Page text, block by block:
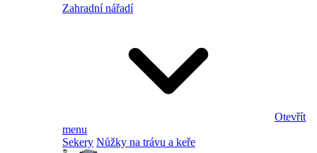
Zahradní nářadí
Otevřít
menu
Sekery Nůžky na trávu a keře